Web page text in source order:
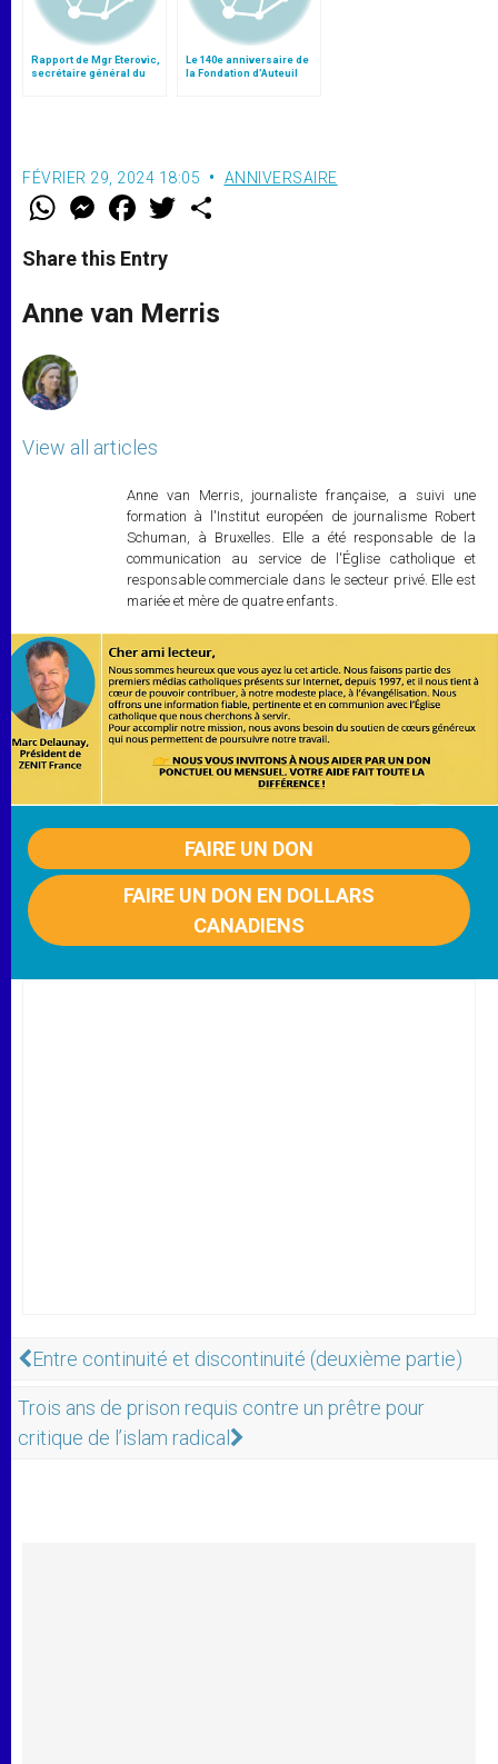
Rapport de Mgr Eterovic,
secrétaire général du
Le 140e anniversaire de
la Fondation d’Auteuil
FÉVRIER 29, 2024 18:05 ANNIVERSAIRE
W
t
s
p
p
M
e
s
e
g
e
F
a
e
b
o
k
w
r
Share this Entry
Anne van Merris
View all articles
Anne van Merris, journaliste française, a suivi une
formation à l'Institut européen de journalisme Robert
Schuman, à Bruxelles. Elle a été responsable de la
communication au service de l'Église catholique et
responsable commerciale dans le secteur privé. Elle est
mariée et mère de quatre enfants.
FAIRE UN DON
FAIRE UN DON EN DOLLARS
CANADIENS
Entre continuité et discontinuité (deuxième partie)
Trois ans de prison requis contre un prêtre pour
critique de l’islam radical